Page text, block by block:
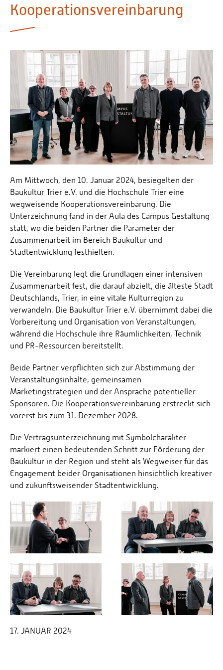
Personalvertretungen
Schwerbehindertenvertretungen
Personalentwicklung
Personensuche
Kooperationsvereinbarung
Am Mittwoch, den 10. Januar 2024, besiegelten der
Baukultur Trier e.V. und die Hochschule Trier eine
wegweisende Kooperationsvereinbarung. Die
Unterzeichnung fand in der Aula des Campus Gestaltung
statt, wo die beiden Partner die Parameter der
Zusammenarbeit im Bereich Baukultur und
Stadtentwicklung festhielten.
Die Vereinbarung legt die Grundlagen einer intensiven
Zusammenarbeit fest, die darauf abzielt, die älteste Stadt
Deutschlands, Trier, in eine vitale Kulturregion zu
verwandeln. Die Baukultur Trier e.V. übernimmt dabei die
Vorbereitung und Organisation von Veranstaltungen,
während die Hochschule ihre Räumlichkeiten, Technik
und PR-Ressourcen bereitstellt.
Beide Partner verpflichten sich zur Abstimmung der
Veranstaltungsinhalte, gemeinsamen
Marketingstrategien und der Ansprache potentieller
Sponsoren. Die Kooperationsvereinbarung erstreckt sich
vorerst bis zum 31. Dezember 2028.
Die Vertragsunterzeichnung mit Symbolcharakter
markiert einen bedeutenden Schritt zur Förderung der
Baukultur in der Region und steht als Wegweiser für das
Engagement beider Organisationen hinsichtlich kreativer
und zukunftsweisender Stadtentwicklung.
17. JANUAR 2024